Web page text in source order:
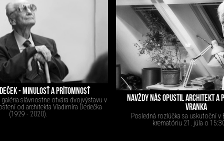
- MINULOSŤ A PRÍTOMNOSŤ
slávnostne otvára dvojvýstavu v
od architekta Vladimíra Dedečka
(1929 - 2020).
NAVŽDY NÁS OPUSTIL ARCHITEKT A
VRANKA
Posledná rozlúčka sa uskutoční v
krematóriu 21. júla o